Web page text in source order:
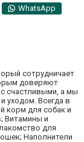
WhatsApp
сотрудничает
доверяют
счастливыми, а мы
уходом. Всегда в
корм для собак и
Витамины и
для
Наполнители